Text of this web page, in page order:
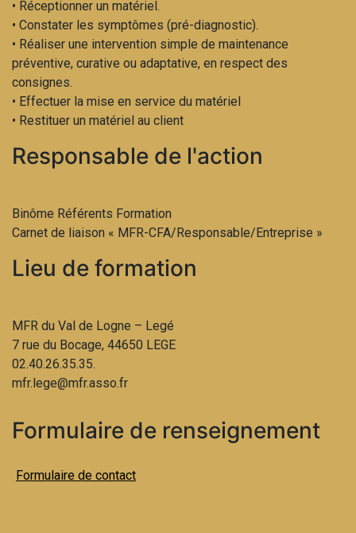
• Réceptionner un matériel.
• Constater les symptômes (pré-diagnostic).
• Réaliser une intervention simple de maintenance
préventive, curative ou adaptative, en respect des
consignes.
• Effectuer la mise en service du matériel
• Restituer un matériel au client
Responsable de l'action
Binôme Référents Formation
Carnet de liaison « MFR-CFA/Responsable/Entreprise »
Lieu de formation
MFR du Val de Logne – Legé
7 rue du Bocage, 44650 LEGE
02.40.26.35.35.
mfr.lege@mfr.asso.fr
Formulaire de renseignement
Formulaire de contact